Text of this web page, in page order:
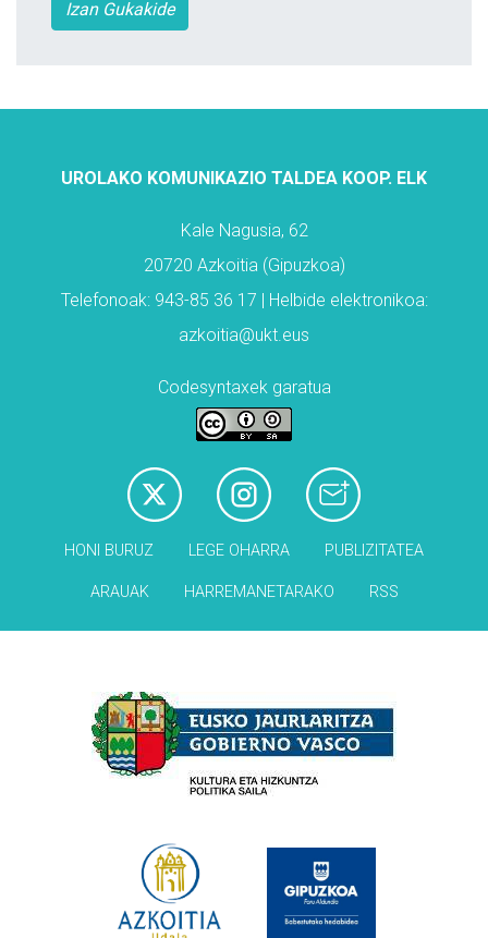
Izan Gukakide
UROLAKO KOMUNIKAZIO TALDEA KOOP. ELK
Kale Nagusia, 62
20720 Azkoitia (Gipuzkoa)
Telefonoak: 943-85 36 17 | Helbide elektronikoa:
azkoitia@ukt.eus
Codesyntaxek garatua
HONI BURUZ LEGE OHARRA PUBLIZITATEA
ARAUAK HARREMANETARAKO RSS